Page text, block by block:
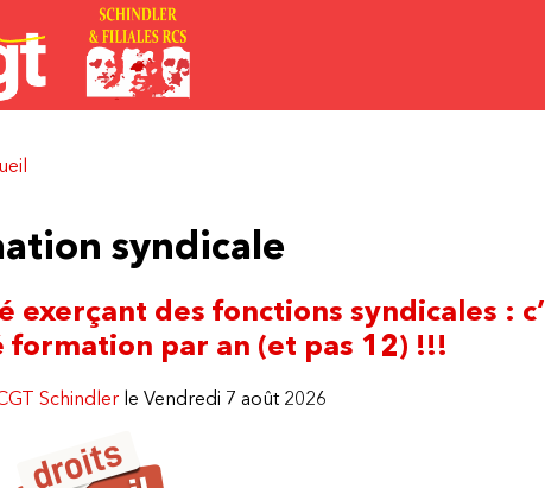
syndicale
exerçant des fonctions syndicales :
formation par an (et pas 12) !!!
Schindler le Vendredi 7 août 2026